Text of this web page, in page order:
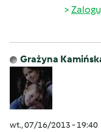
Grażyna
wt., 07/16/2013 - 19:40